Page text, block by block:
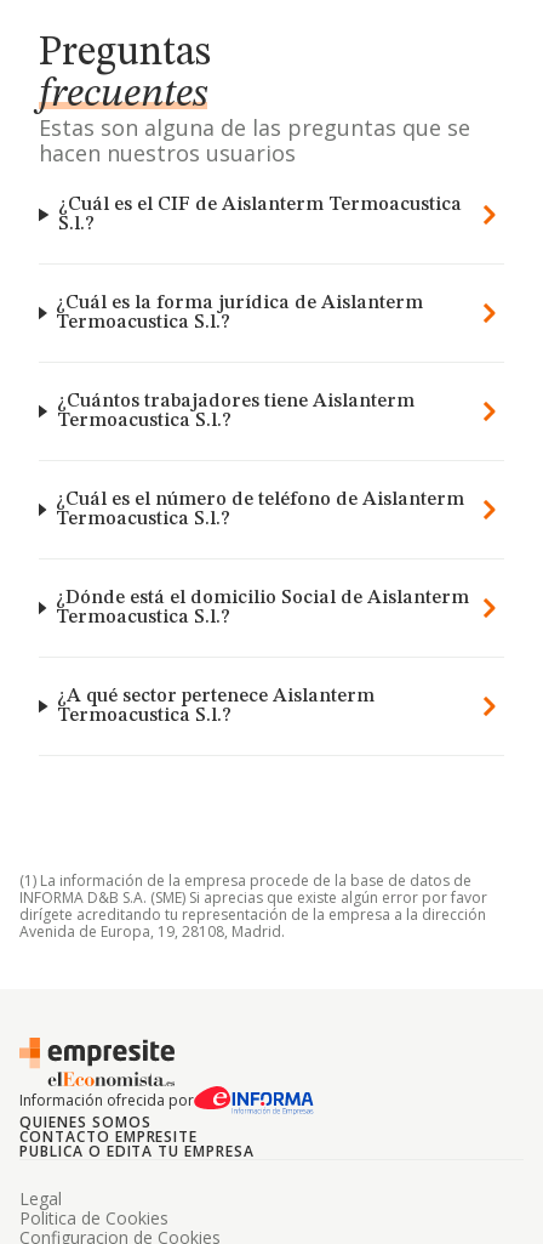
Preguntas
frecuentes
Estas son alguna de las preguntas que se
hacen nuestros usuarios
¿Cuál es el CIF de Aislanterm Termoacustica
S.l.?
¿Cuál es la forma jurídica de Aislanterm
Termoacustica S.l.?
¿Cuántos trabajadores tiene Aislanterm
Termoacustica S.l.?
¿Cuál es el número de teléfono de Aislanterm
Termoacustica S.l.?
¿Dónde está el domicilio Social de Aislanterm
Termoacustica S.l.?
¿A qué sector pertenece Aislanterm
Termoacustica S.l.?
(1) La información de la empresa procede de la base de datos de
INFORMA D&B S.A. (SME) Si aprecias que existe algún error por favor
dirígete acreditando tu representación de la empresa a la dirección
Avenida de Europa, 19, 28108, Madrid.
Información ofrecida por
QUIENES SOMOS
CONTACTO EMPRESITE
PUBLICA O EDITA TU EMPRESA
Legal
Politica de Cookies
Configuracion de Cookies